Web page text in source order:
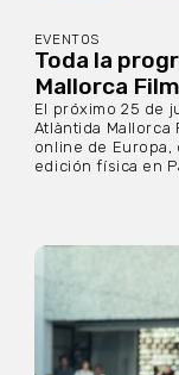
EVENTOS
Toda la
Mallorca
El próximo 25 de
Atlàntida Mallorca
online de Europa,
edición física en